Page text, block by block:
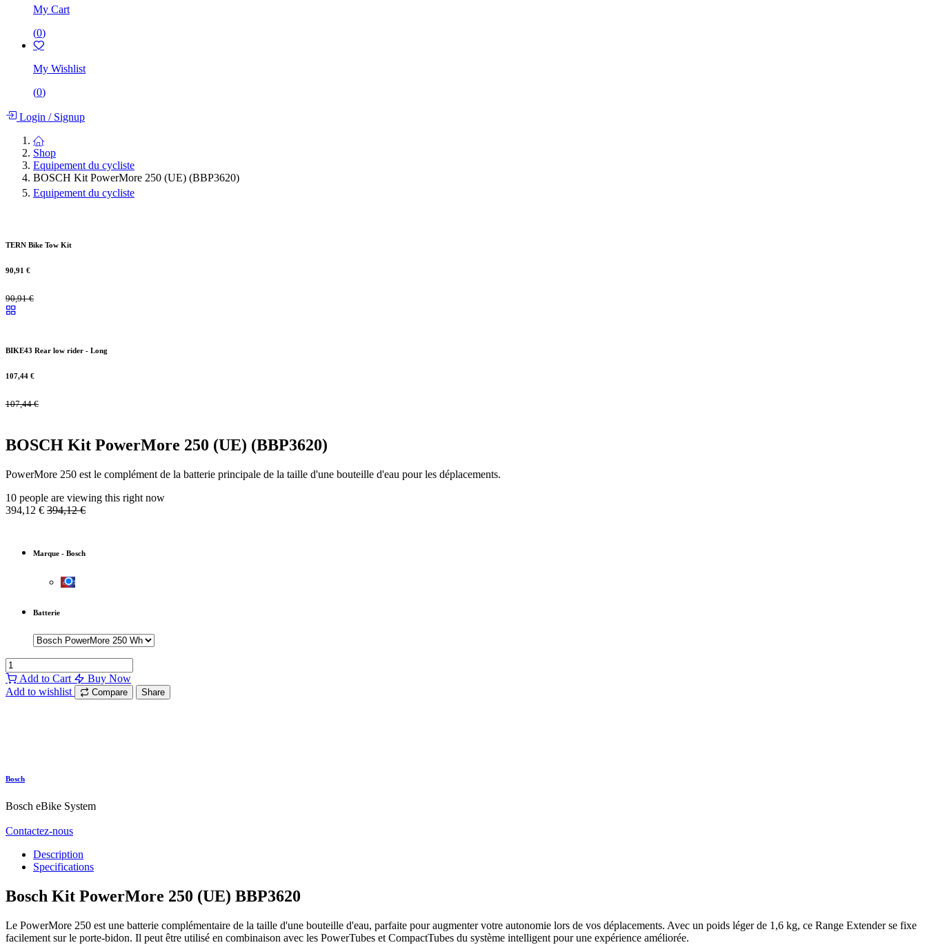
My Cart
(0)
My Wishlist
(0)
Login /Signup
Shop
Equipement du cycliste
BOSCH Kit PowerMore 250 (UE) (BBP3620)
Equipement du cycliste
TERN Bike Tow Kit
90,91 €
90,91€
BIKE43 Rear low rider - Long
107,44 €
107,44€
BOSCH Kit PowerMore 250 (UE) (BBP3620)
PowerMore 250 est le complément de la batterie principale de la taille d'une bouteille d'eau pour les déplacements.
10 people are viewing this right now
394,12 € 394,12€
Marque - Bosch
Batterie
Add to Cart
Buy Now
Add to wishlist
Compare Share
Bosch
Bosch eBike System
Contactez-nous
Description
Specifications
Bosch Kit PowerMore 250 (UE) BBP3620
Le PowerMore 250 est une batterie complémentaire de la taille d'une bouteille d'eau, parfaite pour augmenter votre autonomie lors de vos déplacements. Avec un poids léger de 1,6 kg, ce Range Extender se fixe
facilement sur le porte-bidon. Il peut être utilisé en combinaison avec les PowerTubes et CompactTubes du système intelligent pour une expérience améliorée.